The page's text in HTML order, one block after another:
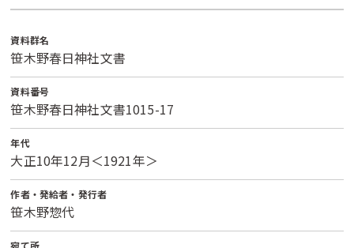
資料群名
笹木野春日神社文書
資料番号
笹木野春日神社文書1015-17
年代
大正10年12月＜1921年＞
作者・発給者・発行者
笹木野惣代
宛て所